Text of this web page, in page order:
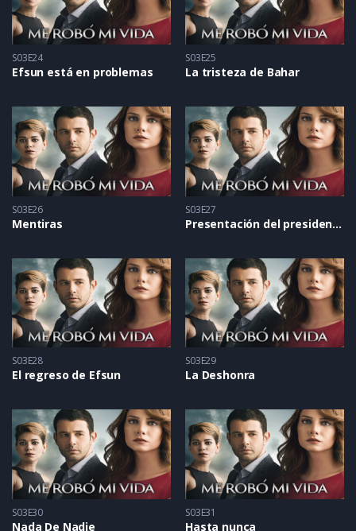
S03E24
Efsun está en problemas
S03E25
La tristeza de Bahar
S03E26
Mentiras
S03E27
Presentación del presidente
S03E28
El regreso de Efsun
S03E29
La Deshonra
S03E30
Nada De Nadie
S03E31
Hasta nunca